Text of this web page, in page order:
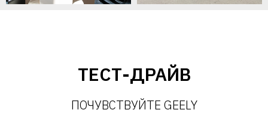
ТЕСТ-ДРАЙВ
ПОЧУВСТВУЙТЕ GEELY